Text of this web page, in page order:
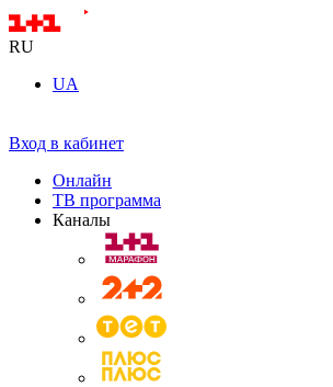
RU
UA
Вход в кабинет
Онлайн
ТВ программа
Каналы